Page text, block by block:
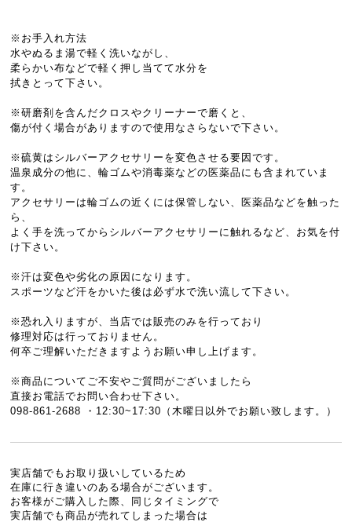
※お手入れ方法
水やぬるま湯で軽く洗いながし、
柔らかい布などで軽く押し当てて水分を
拭きとって下さい。
※研磨剤を含んだクロスやクリーナーで磨くと、
傷が付く場合がありますので使用なさらないで下さい。
※硫黄はシルバーアクセサリーを変色させる要因です。
温泉成分の他に、輪ゴムや消毒薬などの医薬品にも含まれていま
す。
アクセサリーは輪ゴムの近くには保管しない、医薬品などを触った
ら、
よく手を洗ってからシルバーアクセサリーに触れるなど、お気を付
け下さい。
※汗は変色や劣化の原因になります。
スポーツなど汗をかいた後は必ず水で洗い流して下さい。
※恐れ入りますが、当店では販売のみを行っており
修理対応は行っておりません。
何卒ご理解いただきますようお願い申し上げます。
※商品についてご不安やご質問がございましたら
直接お電話でお問い合わせ下さい。
098-861-2688 ・12:30~17:30（木曜日以外でお願い致します。）
実店舗でもお取り扱いしているため
在庫に行き違いのある場合がございます。
お客様がご購入した際、同じタイミングで
実店舗でも商品が売れてしまった場合は